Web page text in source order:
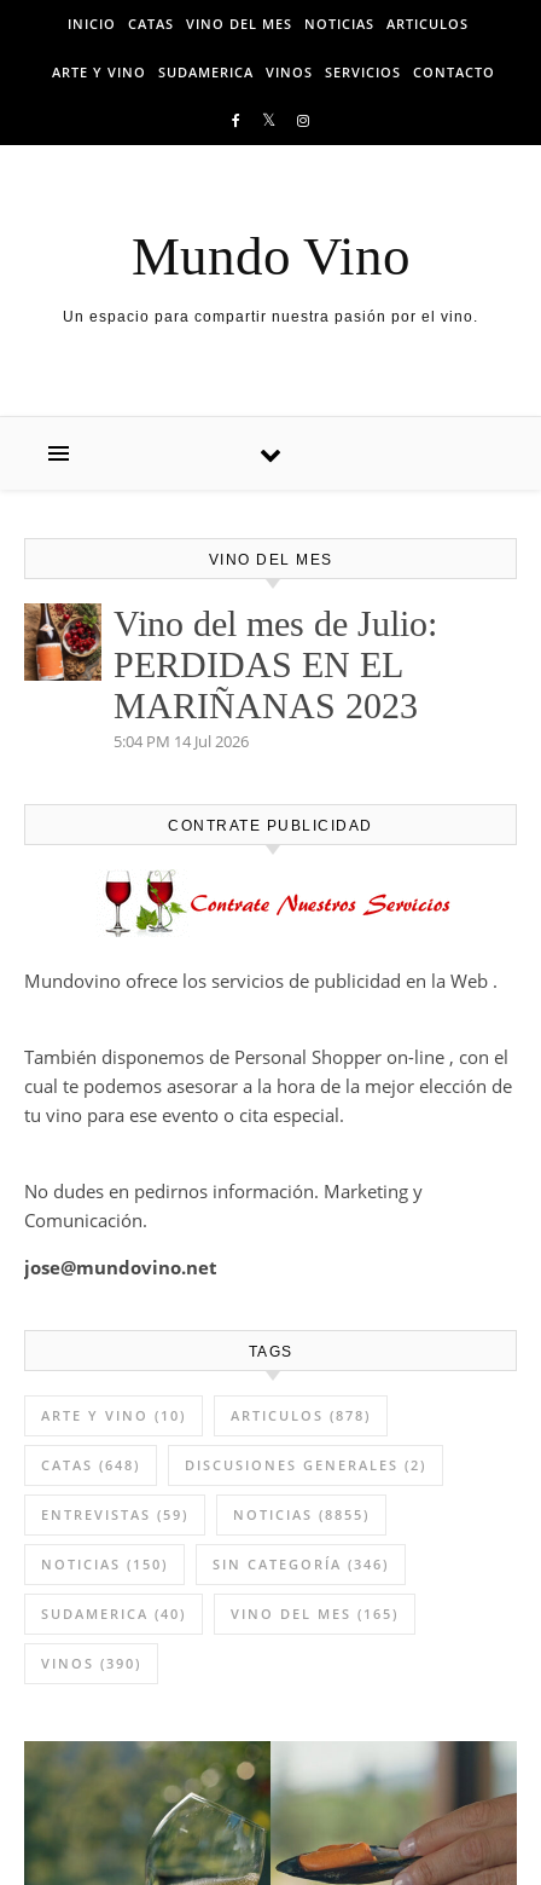
Skip to content
INICIO CATAS VINO DEL MES NOTICIAS ARTICULOS
ARTE Y VINO SUDAMERICA VINOS SERVICIOS CONTACTO
Mundo Vino
Un espacio para compartir nuestra pasión por el vino.
VINO DEL MES
Vino del mes de Julio:
PERDIDAS EN EL
MARIÑANAS 2023
5:04 PM 14 Jul 2026
CONTRATE PUBLICIDAD
Mundovino ofrece los servicios de publicidad en la Web .
También disponemos de Personal Shopper on-line , con el
cual te podemos asesorar a la hora de la mejor elección de
tu vino para ese evento o cita especial.
No dudes en pedirnos información. Marketing y
Comunicación.
jose@mundovino.net
TAGS
ARTE Y VINO (10) ARTICULOS (878)
CATAS (648) DISCUSIONES GENERALES (2)
ENTREVISTAS (59) NOTICIAS (8855)
NOTICIAS (150) SIN CATEGORÍA (346)
SUDAMERICA (40) VINO DEL MES (165)
VINOS (390)